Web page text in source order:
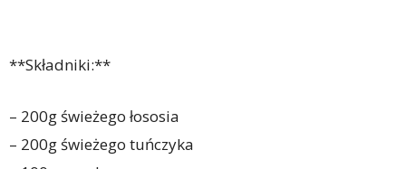
**Składniki:**
– 200g świeżego łososia
– 200g świeżego tuńczyka